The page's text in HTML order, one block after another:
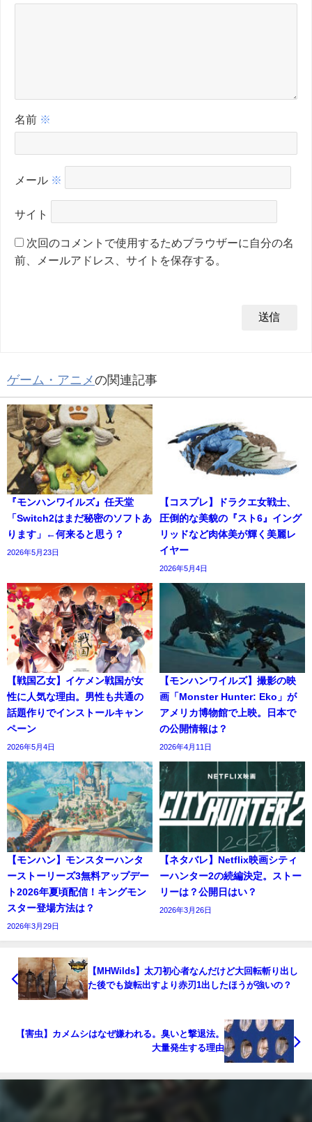
名前 ※
メール ※
サイト
次回のコメントで使用するためブラウザーに自分の名
前、メールアドレス、サイトを保存する。
ゲーム・アニメの関連記事
『モンハンワイルズ』任天堂
「Switch2はまだ秘密のソフトあ
ります」←何来ると思う？
2026年5月23日
【コスプレ】ドラクエ女戦士、
圧倒的な美貌の『スト6』イング
リッドなど肉体美が輝く美麗レ
イヤー
2026年5月4日
【戦国乙女】イケメン戦国が女
性に人気な理由。男性も共通の
話題作りでインストールキャン
ペーン
2026年5月4日
【モンハンワイルズ】撮影の映
画「Monster Hunter: Eko」が
アメリカ博物館で上映。日本で
の公開情報は？
2026年4月11日
【モンハン】モンスターハンタ
ーストーリーズ3無料アップデー
ト2026年夏頃配信！キングモン
スター登場方法は？
2026年3月29日
【ネタバレ】Netflix映画シティ
ーハンター2の続編決定。ストー
リーは？公開日はい？
2026年3月26日
【MHWilds】太刀初心者なんだけど大回転斬り出し
た後でも旋転出すより赤刃1出したほうが強いの？
【害虫】カメムシはなぜ嫌われる。臭いと撃退法。
大量発生する理由